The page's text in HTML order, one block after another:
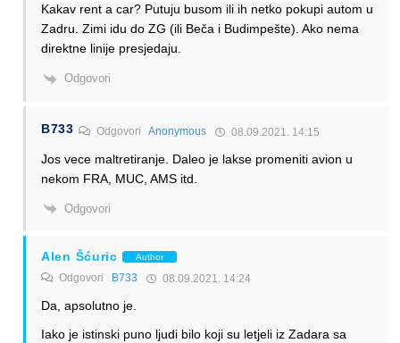
Kakav rent a car? Putuju busom ili ih netko pokupi autom u
Zadru. Zimi idu do ZG (ili Beča i Budimpešte). Ako nema
direktne linije presjedaju.
Odgovori
B733 Odgovori Anonymous 08.09.2021. 14:15
Jos vece maltretiranje. Daleo je lakse promeniti avion u
nekom FRA, MUC, AMS itd.
Odgovori
Alen Šćuric Author
Odgovori B733 08.09.2021. 14:24
Da, apsolutno je.
Iako je istinski puno ljudi bilo koji su letjeli iz Zadara sa